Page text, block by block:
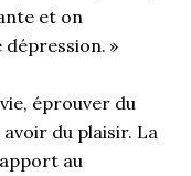
et on
dépression. »
éprouver du
du plaisir. La
au